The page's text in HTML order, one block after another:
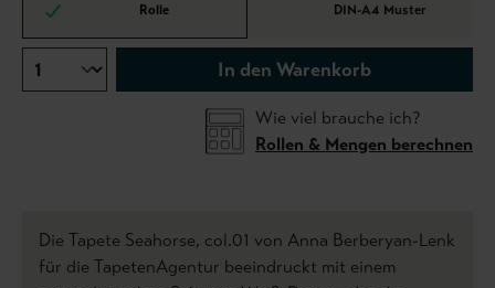
Rolle DIN-A4 Muster
In den Warenkorb
Wie viel brauche ich?
Rollen & Mengen berechnen
Die Tapete Seahorse, col.01 von Anna Berberyan-Lenk
für die TapetenAgentur beeindruckt mit einem